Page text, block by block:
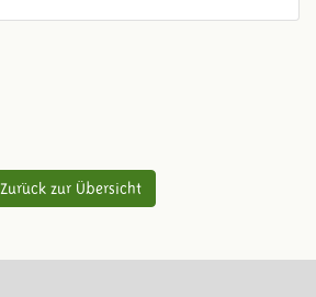
Zurück zur Übersicht